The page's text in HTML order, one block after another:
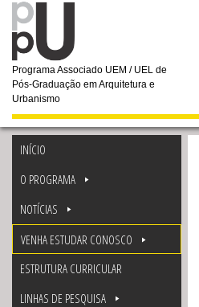
Programa Associado UEM / UEL de
Pós-Graduação em Arquitetura e
Urbanismo
INÍCIO
O PROGRAMA
NOTÍCIAS
VENHA ESTUDAR CONOSCO
ESTRUTURA CURRICULAR
LINHAS DE PESQUISA